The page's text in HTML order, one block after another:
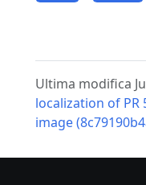
Ultima modifica
localization of
image